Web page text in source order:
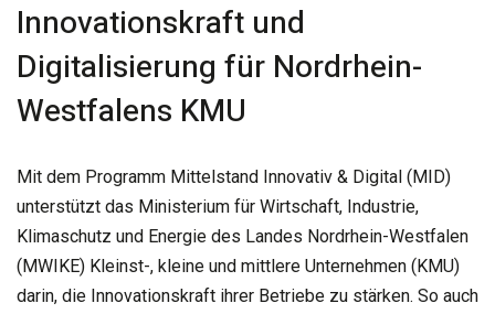
Innovationskraft und
Digitalisierung für Nordrhein-
Westfalens KMU
Mit dem Programm Mittelstand Innovativ & Digital (MID)
unterstützt das Ministerium für Wirtschaft, Industrie,
Klimaschutz und Energie des Landes Nordrhein-Westfalen
(MWIKE) Kleinst-, kleine und mittlere Unternehmen (KMU)
darin, die Innovationskraft ihrer Betriebe zu stärken. So auch